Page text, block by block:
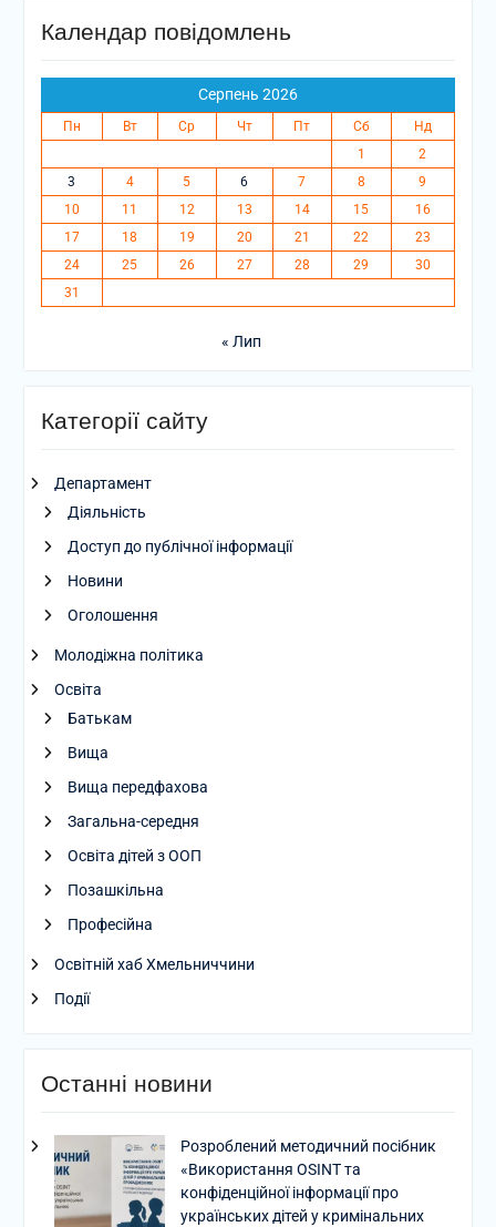
Календар повідомлень
Серпень 2026
Пн Вт Ср Чт Пт Сб
Нд
1
2
3
4 5 6 7 8
9
10
11 12 13 14 15
16
17
18 19 20 21 22
23
24
25 26 27 28 29
30
31
« Лип
Категорії сайту
Департамент
Діяльність
Доступ до публічної інформації
Новини
Оголошення
Молодіжна політика
Освіта
Батькам
Вища
Вища передфахова
Загальна-середня
Освіта дітей з ООП
Позашкільна
Професійна
Освітній хаб Хмельниччини
Події
Останні новини
Розроблений методичний посібник
«Використання OSINT та
конфіденційної інформації про
українських дітей у кримінальних